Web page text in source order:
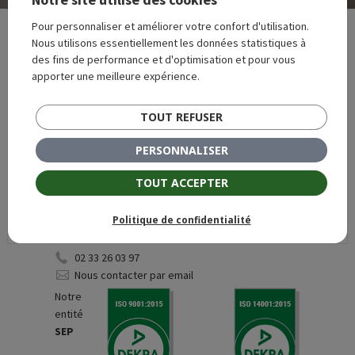
02 33 26 03 97
Nous contacter par email
02 33 26 03 97
Nous contacter par email
Notre
entité
SEP
Pour personnaliser et améliorer votre confort d'utilisation.
Nous utilisons essentiellement les données statistiques à
des fins de performance et d'optimisation et pour vous
apporter une meilleure expérience.
TOUT ACCEPTER
TOUT REFUSER
PERSONNALISER
Politique de confidentialité